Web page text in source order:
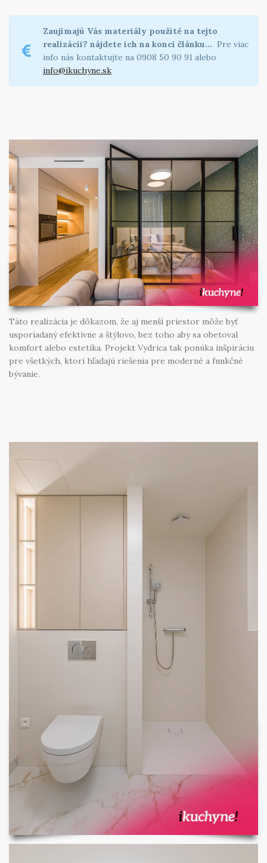
Zaujímajú Vás materiály použité na tejto
realizácii? nájdete ich na konci článku… Pre viac
info nás kontaktujte na 0908 50 90 91 alebo
info@ikuchyne.sk
Táto realizácia je dôkazom, že aj menší priestor môže byť
usporiadaný efektívne a štýlovo, bez toho aby sa obetoval
komfort alebo estetika. Projekt Vydrica tak ponúka inšpiráciu
pre všetkých, ktorí hľadajú riešenia pre moderné a funkčné
bývanie.